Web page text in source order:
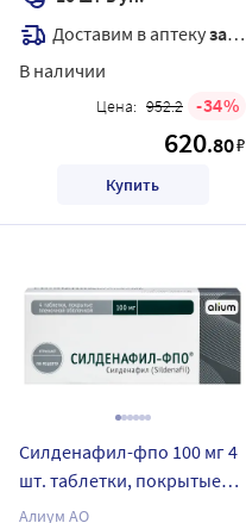
Доставим в аптекузавтра
В наличии
Цена: 952.2 34
620.80₽
Купить
Силденафил-фпо 100 мг 4
шт. таблетки, покрытые
пленочной оболочкой
Алиум АО